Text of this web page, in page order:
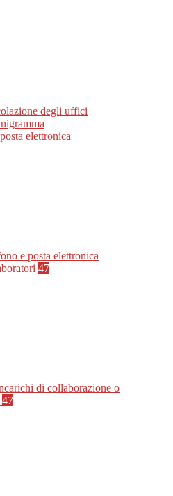
degli uffici
elettronica
e posta elettronica
47
di collaborazione o
47